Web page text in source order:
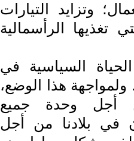
وتزايد التيارات
تغذيها الرأسمالية
السياسية في
ولمواجهة هذا الوضع،
أجل وحدة جميع
في بلادنا من أجل